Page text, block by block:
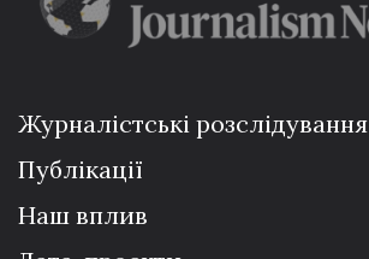
Журналістські розслідування
Публікації
Наш вплив